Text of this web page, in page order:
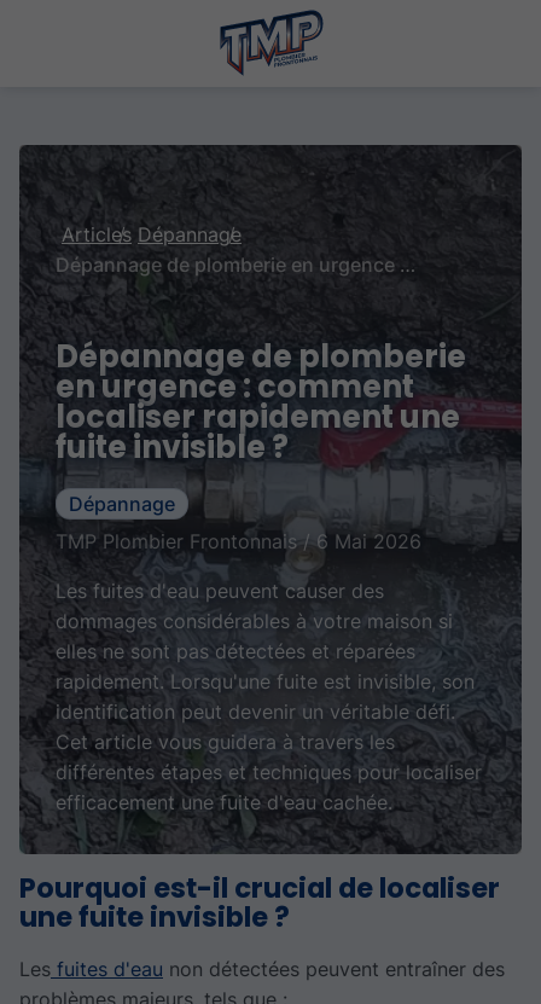
Articles Dépannage
Dépannage de plomberie en urgence : comment localiser rapidement une fuite invisible ?
Dépannage de plomberie
en urgence : comment
localiser rapidement une
fuite invisible ?
Dépannage
TMP Plombier Frontonnais / 6 Mai 2026
Les fuites d'eau peuvent causer des
dommages considérables à votre maison si
elles ne sont pas détectées et réparées
rapidement. Lorsqu'une fuite est invisible, son
identification peut devenir un véritable défi.
Cet article vous guidera à travers les
différentes étapes et techniques pour localiser
efficacement une fuite d'eau cachée.
Pourquoi est-il crucial de localiser
une fuite invisible ?
Les fuites d'eau non détectées peuvent entraîner des
problèmes majeurs, tels que :